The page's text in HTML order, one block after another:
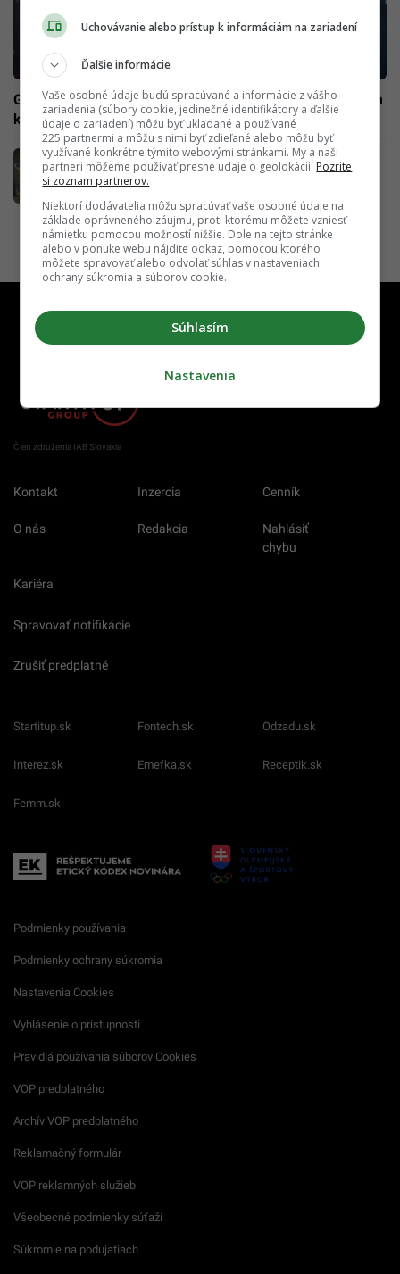
Guardians of the Galaxy 2 bude prvým filmom natočeným
kamerou s 8K rozlíšením
Maličký počítač, ktorý ponúkne „veľa muziky“
za smiešnu cenu valcuje Kickstarter
Člen združenia IAB Slovakia
Kontakt Inzercia Cenník
O nás Redakcia
Nahlásiť
chybu
Kariéra
Spravovať notifikácie
Zrušiť predplatné
Startitup.sk Fontech.sk Odzadu.sk
Interez.sk Emefka.sk Receptik.sk
Femm.sk
Podmienky používania
Podmienky ochrany súkromia
Nastavenia Cookies
Vyhlásenie o prístupnosti
Pravidlá používania súborov Cookies
VOP predplatného
Archív VOP predplatného
Reklamačný formulár
VOP reklamných služieb
Všeobecné podmienky súťaží
Súkromie na podujatiach
Uchovávanie alebo prístup k informáciám na zariadení
Ďalšie informácie
Vaše osobné údaje budú spracúvané a informácie z vášho
zariadenia (súbory cookie, jedinečné identifikátory a ďalšie
údaje o zariadení) môžu byť ukladané a používané
225 partnermi a môžu s nimi byť zdieľané alebo môžu byť
využívané konkrétne týmito webovými stránkami. My a naši
partneri môžeme používať presné údaje o geolokácii. Pozrite
si zoznam partnerov.
Niektorí dodávatelia môžu spracúvať vaše osobné údaje na
základe oprávneného záujmu, proti ktorému môžete vzniesť
námietku pomocou možností nižšie. Dole na tejto stránke
alebo v ponuke webu nájdite odkaz, pomocou ktorého
môžete spravovať alebo odvolať súhlas v nastaveniach
ochrany súkromia a súborov cookie.
Súhlasím
Nastavenia